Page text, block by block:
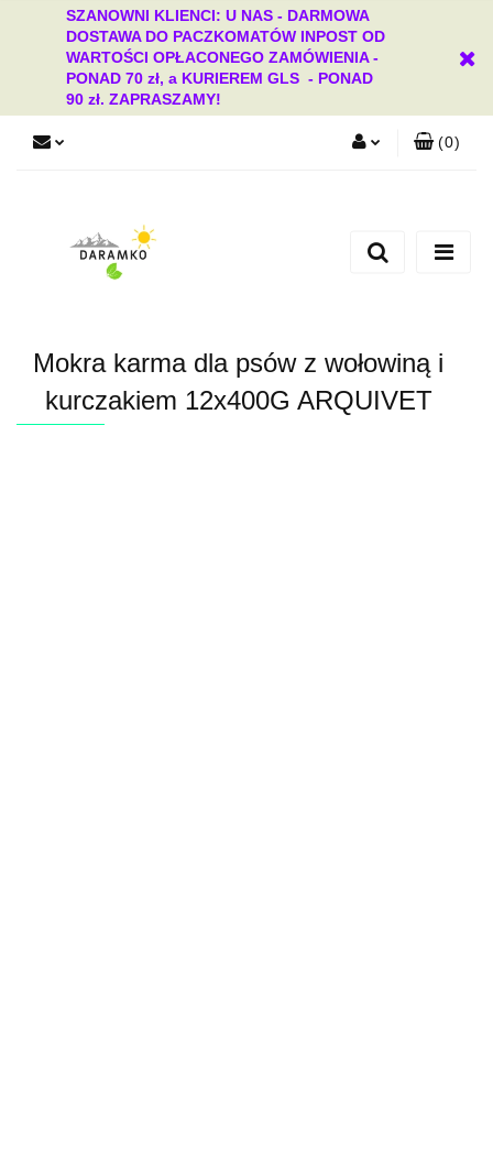
SZANOWNI KLIENCI: U NAS - DARMOWA
DOSTAWA DO PACZKOMATÓW INPOST OD
WARTOŚCI OPŁACONEGO ZAMÓWIENIA -
PONAD 70 zł, a KURIEREM GLS - PONAD
90 zł. ZAPRASZAMY!
Dodaj zgłoszenie
(0)
Mokra karma dla psów z wołowiną i
kurczakiem 12x400G ARQUIVET